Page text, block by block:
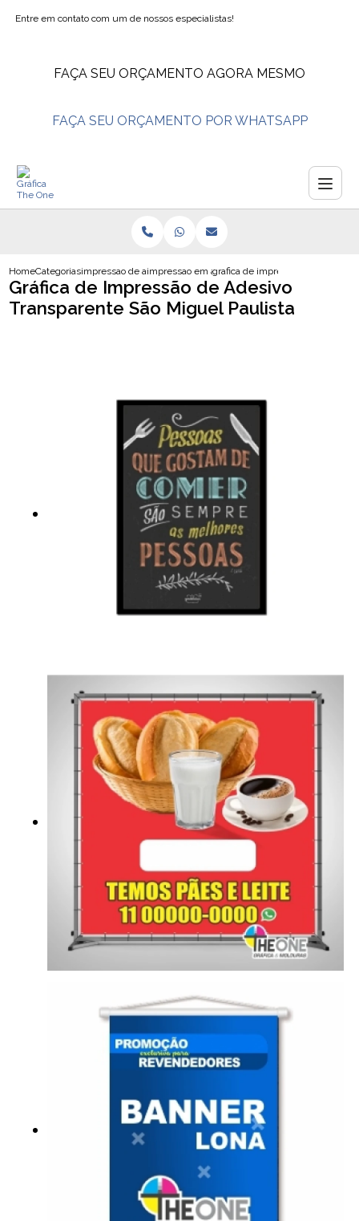
Entre em contato com um de nossos especialistas!
FAÇA SEU ORÇAMENTO AGORA MESMO
FAÇA SEU ORÇAMENTO POR WHATSAPP
HomeCategoriasimpressao de adesivosimpressao em adesivo lembrancinha
grafica de impressao de adesivo
Gráfica de Impressão de Adesivo
Transparente São Miguel Paulista